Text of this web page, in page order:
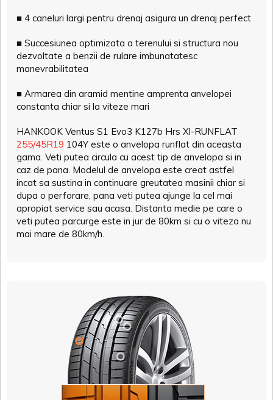
■ 4 caneluri largi pentru drenaj asigura un drenaj perfect
■ Succesiunea optimizata a terenului si structura nou
dezvoltate a benzii de rulare imbunatatesc
manevrabilitatea
■ Armarea din aramid mentine amprenta anvelopei
constanta chiar si la viteze mari
HANKOOK Ventus S1 Evo3 K127b Hrs Xl-RUNFLAT
255/45R19 104Y este o anvelopa runflat din aceasta
gama. Veti putea circula cu acest tip de anvelopa si in
caz de pana. Modelul de anvelopa este creat astfel
incat sa sustina in continuare greutatea masinii chiar si
dupa o perforare, pana veti putea ajunge la cel mai
apropiat service sau acasa. Distanta medie pe care o
veti putea parcurge este in jur de 80km si cu o viteza nu
mai mare de 80km/h.